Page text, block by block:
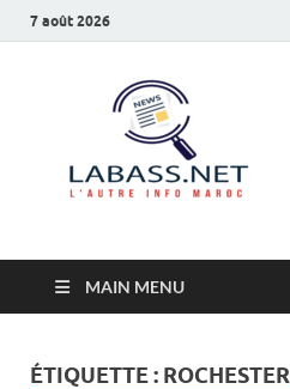
7 août 2026
MAIN MENU
ÉTIQUETTE : ROCHESTER